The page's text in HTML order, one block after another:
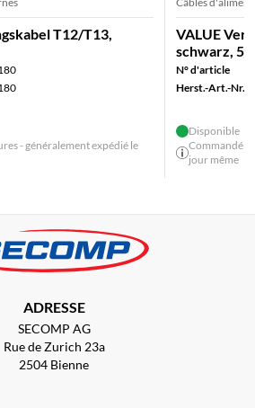
T12/T13,
- généralement expédié le
VALUE
schwarz, 5
N° d'article
Herst.-Art.-Nr.:
Disponible
Commandé
jour même
ADRESSE
SECOMP AG
Rue de Zurich 23a
2504 Bienne